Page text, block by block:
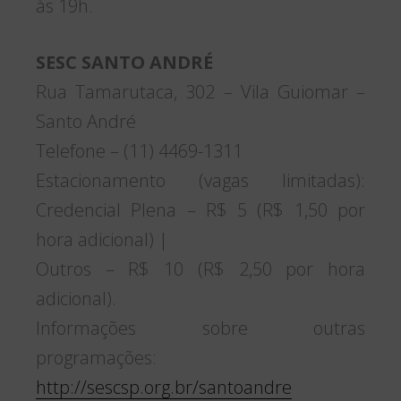
às 19h.
SESC SANTO ANDRÉ
Rua Tamarutaca, 302 – Vila Guiomar –
Santo André
Telefone – (11) 4469-1311
Estacionamento (vagas limitadas):
Credencial Plena – R$ 5 (R$ 1,50 por
hora adicional) |
Outros – R$ 10 (R$ 2,50 por hora
adicional).
Informações sobre outras
programações:
http://sescsp.org.br/santoandre